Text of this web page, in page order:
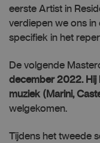
eerste Artist in
verdiepen we ons in
specifiek in het
De volgende
december 2022. Hij
muziek (Marini,
welgekomen.
Tijdens het tweede